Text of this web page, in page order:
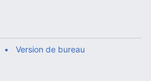
Version de bureau